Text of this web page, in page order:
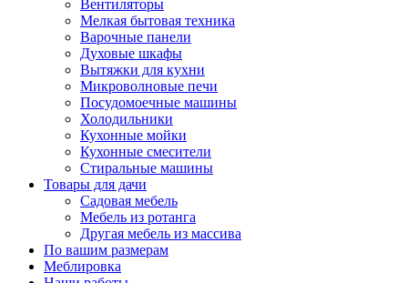
Вентиляторы
Мелкая бытовая техника
Варочные панели
Духовые шкафы
Вытяжки для кухни
Микроволновые печи
Посудомоечные машины
Холодильники
Кухонные мойки
Кухонные смесители
Стиральные машины
Товары для дачи
Садовая мебель
Мебель из ротанга
Другая мебель из массива
По вашим размерам
Меблировка